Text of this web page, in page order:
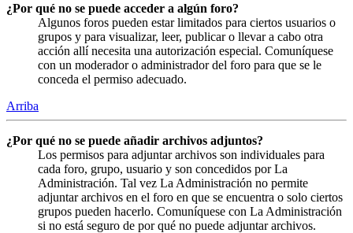
¿Por qué no se puede acceder a algún foro?
Algunos foros pueden estar limitados para ciertos usuarios o
grupos y para visualizar, leer, publicar o llevar a cabo otra
acción allí necesita una autorización especial. Comuníquese
con un moderador o administrador del foro para que se le
conceda el permiso adecuado.
Arriba
¿Por qué no se puede añadir archivos adjuntos?
Los permisos para adjuntar archivos son individuales para
cada foro, grupo, usuario y son concedidos por La
Administración. Tal vez La Administración no permite
adjuntar archivos en el foro en que se encuentra o solo ciertos
grupos pueden hacerlo. Comuníquese con La Administración
si no está seguro de por qué no puede adjuntar archivos.